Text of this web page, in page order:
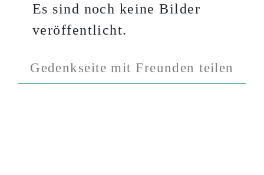
Es sind noch keine Bilder
veröffentlicht.
Gedenkseite mit Freunden teilen